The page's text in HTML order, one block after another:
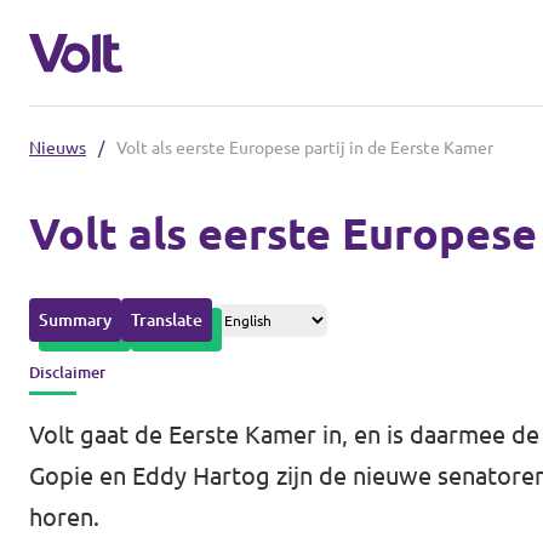
Volt Amsterdam
Volt Arnhem
Volt Delft
Afdelingen in de provincies
Standpunten
Over Volt
Mensen
Nieuws
Nieuws / Volt als eerste Europese partij in de Eerste Kamer
Volt als eerste
Summary Translate
Disclaimer
Volt gaat de Eerste Kamer in, en is daarmee
Gopie en Eddy Hartog zijn de nieuwe
horen.